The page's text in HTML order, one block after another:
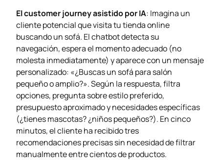
El customer journey asistido por IA: Imagina un
cliente potencial que visita tu tienda online
buscando un sofá. El chatbot detecta su
navegación, espera el momento adecuado (no
molesta inmediatamente) y aparece con un mensaje
personalizado: «¿Buscas un sofá para salón
pequeño o amplio?». Según la respuesta, filtra
opciones, pregunta sobre estilo preferido,
presupuesto aproximado y necesidades específicas
(¿tienes mascotas? ¿niños pequeños?). En cinco
minutos, el cliente ha recibido tres
recomendaciones precisas sin necesidad de filtrar
manualmente entre cientos de productos.